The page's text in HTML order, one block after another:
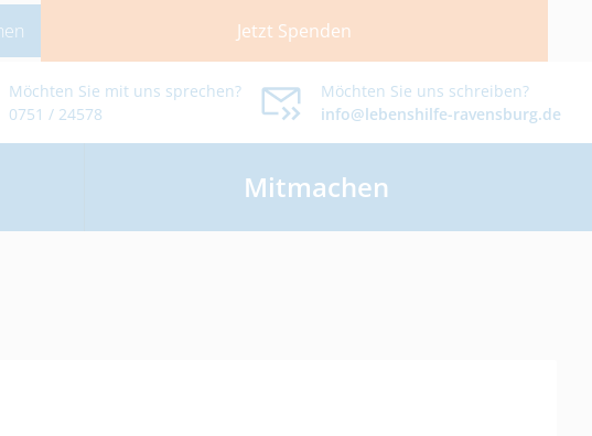
Jetzt Spenden
Möchten Sie mit uns sprechen?
0751 / 24578
Möchten Sie uns schreiben?
info@lebenshilfe-ravensburg.de
Mitmachen